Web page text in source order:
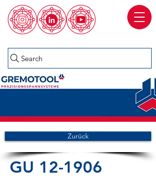
Search
Zurück
GU 12-1906